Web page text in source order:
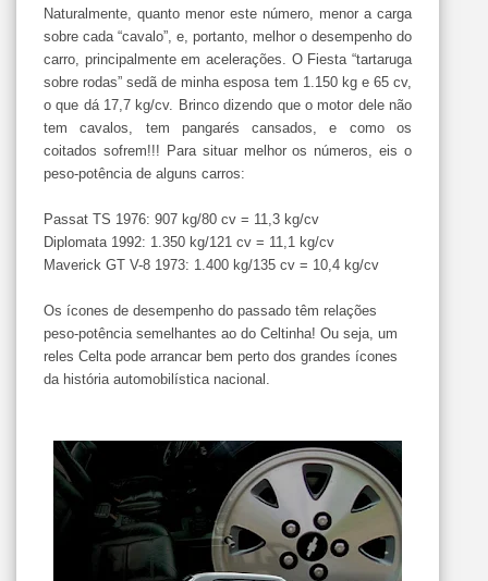
Naturalmente, quanto menor este número, menor a carga
sobre cada “cavalo”, e, portanto, melhor o desempenho do
carro, principalmente em acelerações. O Fiesta “tartaruga
sobre rodas” sedã de minha esposa tem 1.150 kg e 65 cv,
o que dá 17,7 kg/cv. Brinco dizendo que o motor dele não
tem cavalos, tem pangarés cansados, e como os
coitados sofrem!!! Para situar melhor os números, eis o
peso-potência de alguns carros:
Passat TS 1976: 907 kg/80 cv = 11,3 kg/cv
Diplomata 1992: 1.350 kg/121 cv = 11,1 kg/cv
Maverick GT V-8 1973: 1.400 kg/135 cv = 10,4 kg/cv
Os ícones de desempenho do passado têm relações
peso-potência semelhantes ao do Celtinha! Ou seja, um
reles Celta pode arrancar bem perto dos grandes ícones
da história automobilística nacional.